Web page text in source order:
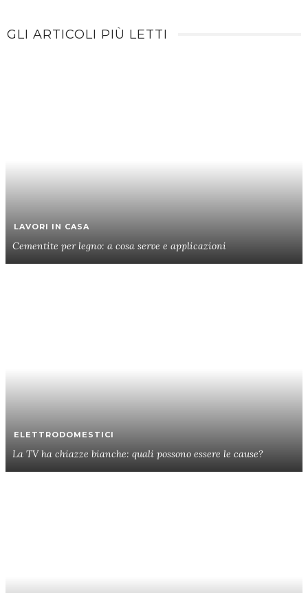
GLI ARTICOLI PIÙ LETTI
LAVORI IN CASA
Cementite per legno: a cosa serve e applicazioni
ELETTRODOMESTICI
La TV ha chiazze bianche: quali possono essere le cause?